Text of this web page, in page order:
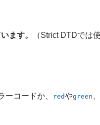
ます。 （Strict DTDでは
ーコードか、 redやgreen